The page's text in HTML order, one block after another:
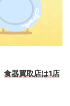
食器買取店は1店